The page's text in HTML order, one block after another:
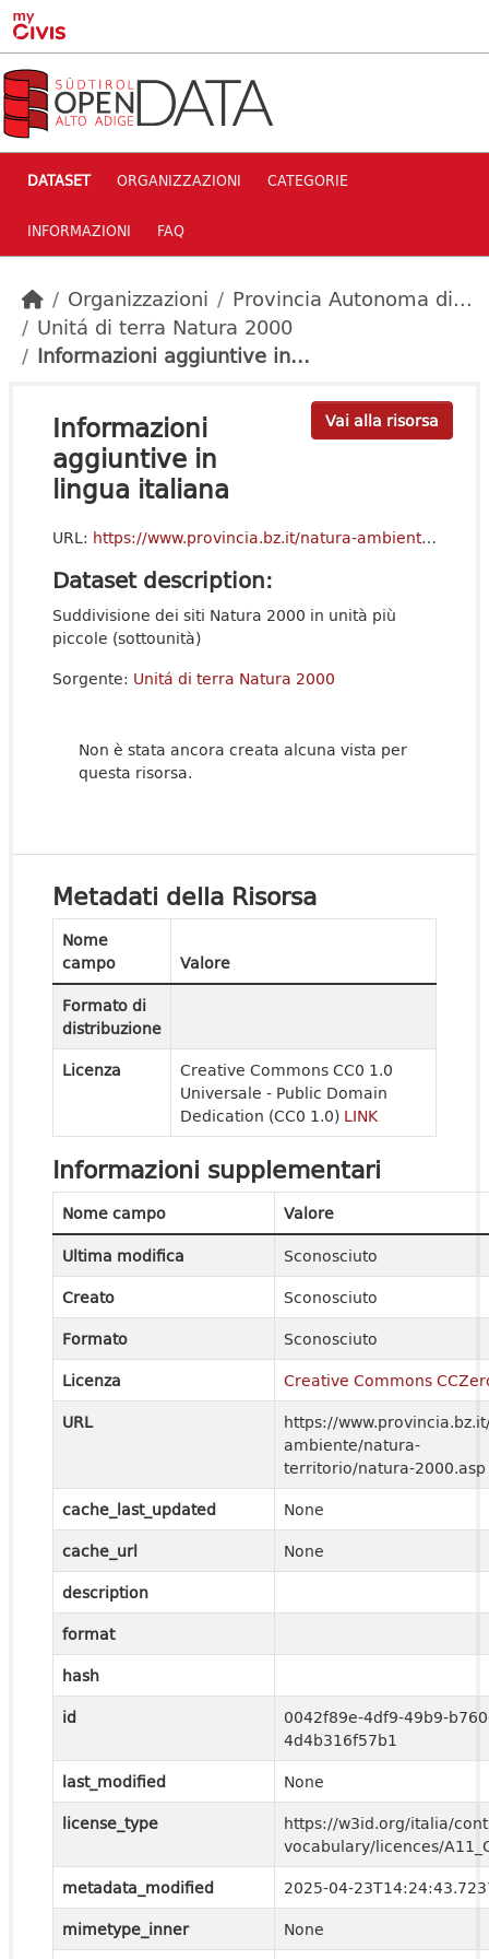
Skip to main content
DATASET ORGANIZZAZIONI CATEGORIE
INFORMAZIONI FAQ
Organizzazioni
Provincia Autonoma di...
Unitá di terra Natura 2000
Informazioni aggiuntive in...
Vai alla risorsa
Informazioni
aggiuntive in
lingua italiana
URL: https://www.provincia.bz.it/natura-ambiente/natura-territorio/natura-2000.asp
Dataset description:
Suddivisione dei siti Natura 2000 in unità più
piccole (sottounità)
Sorgente: Unitá di terra Natura 2000
Non è stata ancora creata alcuna vista per
questa risorsa.
Metadati della Risorsa
Nome
campo
Valore
Formato di
distribuzione
Licenza
Creative Commons CC0 1.0
Universale - Public Domain
Dedication (CC0 1.0) LINK
Informazioni supplementari
Nome campo
Valore
Ultima modifica
Sconosciuto
Creato
Sconosciuto
Formato
Sconosciuto
Licenza
Creative Commons
URL
https://
ambiente/natura-
territorio/natura-2000.asp
cache_last_updated
None
cache_url
None
description
format
hash
id
0042f89e-4df9-49b9-
4d4b316f57b1
last_modified
None
license_type
https://w3id.org/italia/
vocabulary/licences/
metadata_modified
2025-04-
mimetype_inner
None